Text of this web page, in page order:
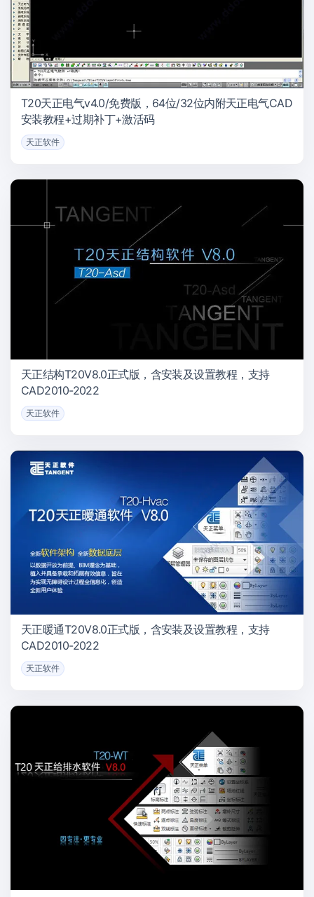
T20天正电气v4.0/免费版，64位/32位内附天正电气CAD
安装教程+过期补丁+激活码
天正软件
天正结构T20V8.0正式版，含安装及设置教程，支持
CAD2010-2022
天正软件
天正暖通T20V8.0正式版，含安装及设置教程，支持
CAD2010-2022
天正软件